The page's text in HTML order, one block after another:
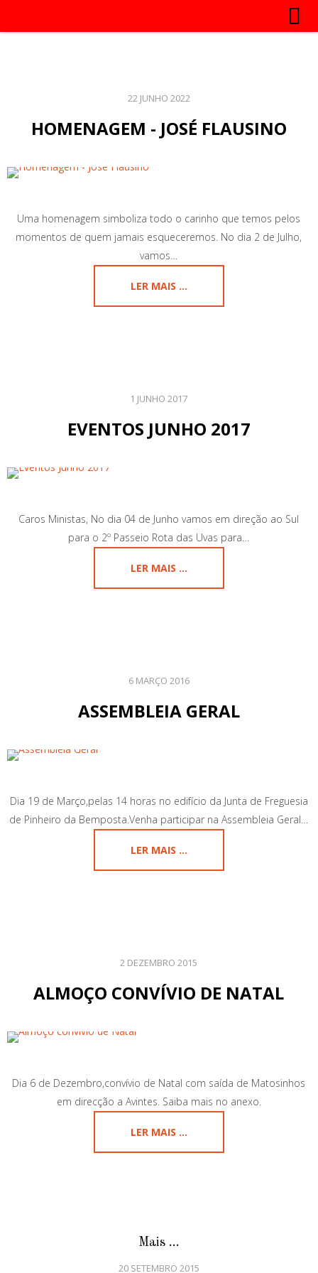
22 JUNHO 2022
HOMENAGEM - JOSÉ FLAUSINO
Uma homenagem simboliza todo o carinho que temos pelos
momentos de quem jamais esqueceremos. No dia 2 de Julho,
vamos…
LER MAIS ...
1 JUNHO 2017
EVENTOS JUNHO 2017
Caros Ministas, No dia 04 de Junho vamos em direção ao Sul
para o 2º Passeio Rota das Uvas para…
LER MAIS ...
6 MARÇO 2016
ASSEMBLEIA GERAL
Dia 19 de Março,pelas 14 horas no edifício da Junta de Freguesia
de Pinheiro da Bemposta.Venha participar na Assembleia Geral…
LER MAIS ...
2 DEZEMBRO 2015
ALMOÇO CONVÍVIO DE NATAL
Dia 6 de Dezembro,convívio de Natal com saída de Matosinhos
em direcção a Avintes. Saiba mais no anexo.
LER MAIS ...
Mais ...
20 SETEMBRO 2015